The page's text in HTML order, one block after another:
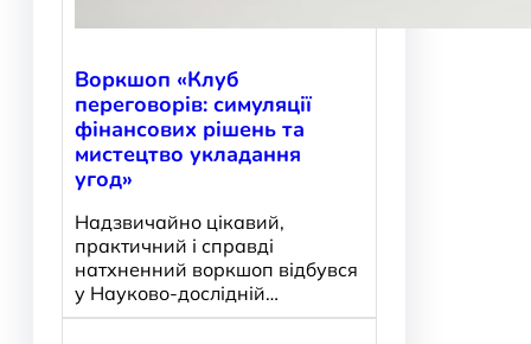
Воркшоп «Клуб
переговорів: симуляції
фінансових рішень та
мистецтво укладання
угод»
Надзвичайно цікавий,
практичний і справді
натхненний воркшоп відбувся
у Науково-дослідній…